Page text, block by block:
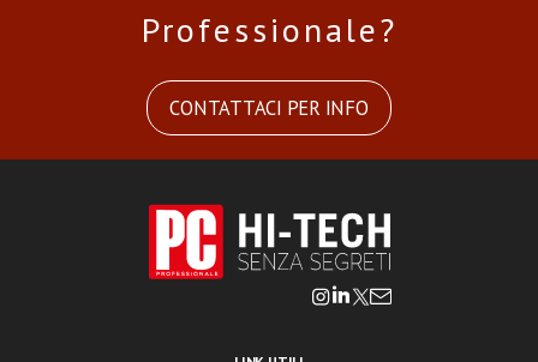
Professionale?
CONTATTACI PER INFO